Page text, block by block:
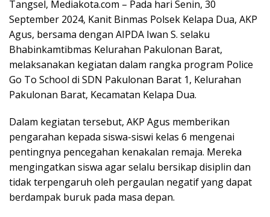
Tangsel, Mediakota.com – Pada hari Senin, 30
September 2024, Kanit Binmas Polsek Kelapa Dua, AKP
Agus, bersama dengan AIPDA Iwan S. selaku
Bhabinkamtibmas Kelurahan Pakulonan Barat,
melaksanakan kegiatan dalam rangka program Police
Go To School di SDN Pakulonan Barat 1, Kelurahan
Pakulonan Barat, Kecamatan Kelapa Dua.
Dalam kegiatan tersebut, AKP Agus memberikan
pengarahan kepada siswa-siswi kelas 6 mengenai
pentingnya pencegahan kenakalan remaja. Mereka
mengingatkan siswa agar selalu bersikap disiplin dan
tidak terpengaruh oleh pergaulan negatif yang dapat
berdampak buruk pada masa depan.